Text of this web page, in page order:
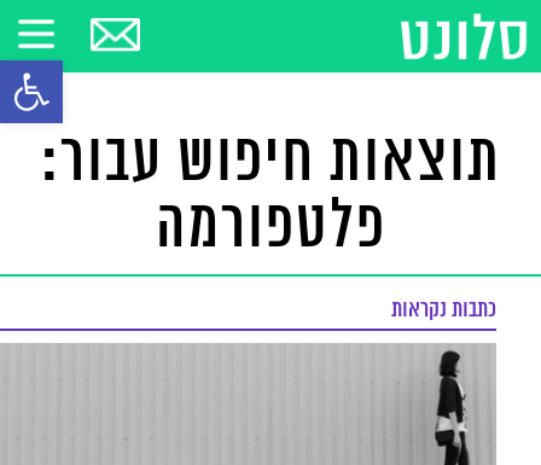
פתח
תוצאות חיפוש עבור:
פלטפורמה
כתבות נקראות